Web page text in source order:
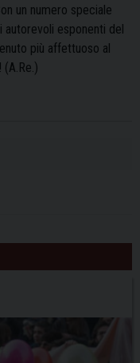
un numero speciale
autorevoli esponenti del
più affettuoso al